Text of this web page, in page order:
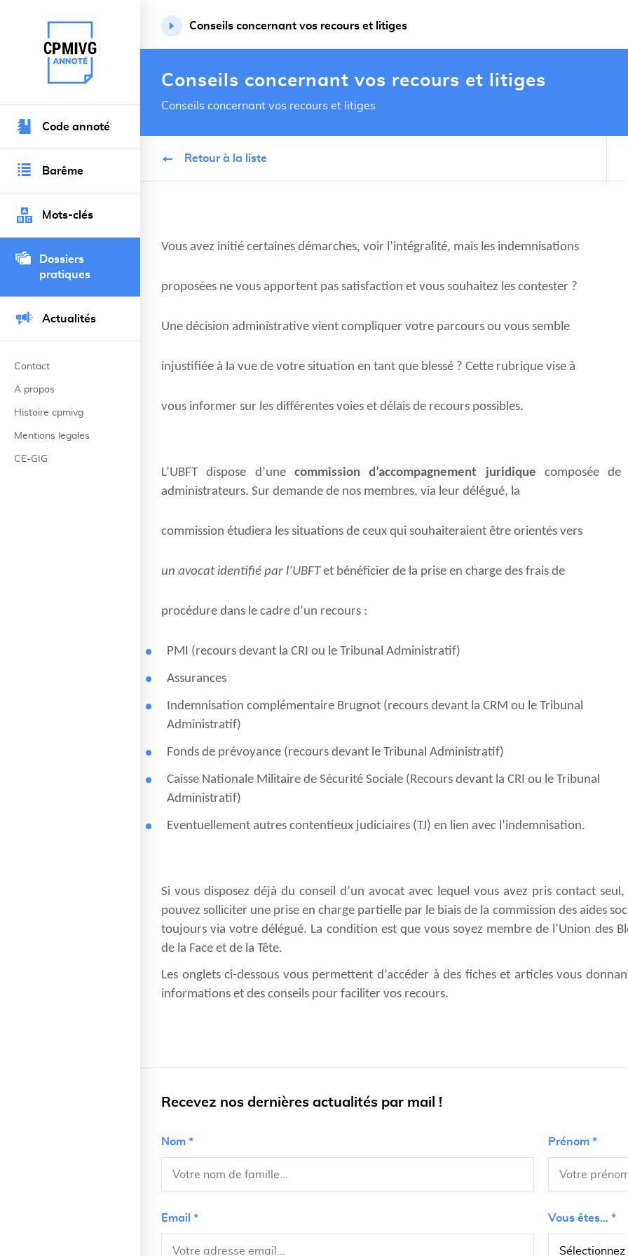
Retour à l’accueil du site
Code annoté
Barême
Mots-clés
Dossiers
pratiques
Actualités
Contact
A propos
Histoire cpmivg
Mentions legales
CE-GIG
Conseils concernant vos recours et litiges
Conseils concernant vos recours et litiges
Conseils concernant vos recours et litiges
Retour à la liste
Vous avez initié certaines démarches, voir l’intégralité, mais les indemnisations
proposées ne vous apportent pas satisfaction et vous souhaitez les contester ?
Une décision administrative vient compliquer votre parcours ou vous semble
injustifiée à la vue de votre situation en tant que blessé ? Cette rubrique vise à
vous informer sur les différentes voies et délais de recours possibles.
L’UBFT dispose d’une commission d’accompagnement juridique composée de
administrateurs. Sur demande de nos membres, via leur délégué, la
commission étudiera les situations de ceux qui souhaiteraient être orientés vers
un avocat identifié par l’UBFTet bénéficier de la prise en charge des frais de
procédure dans le cadre d’un recours :
PMI (recours devant la CRI ou le Tribunal Administratif)
Assurances
Indemnisation complémentaire Brugnot (recours devant la CRM ou le Tribunal
Administratif)
Fonds de prévoyance (recours devant le Tribunal Administratif)
Caisse Nationale Militaire de Sécurité Sociale (Recours devant la CRI ou le Tribunal
Administratif)
Eventuellement autres contentieux judiciaires (TJ) en lien avec l’indemnisation.
Si vous disposez déjà du conseil d’un avocat avec lequel vous avez pris contact seul,
pouvez solliciter une prise en charge partielle par le biais de la commission des aides
toujours via votre délégué. La condition est que vous soyez membre de l’Union des
de la Face et de la Tête.
Les onglets ci-dessous vous permettent d’accéder à des fiches et articles vous
informations et des conseils pour faciliter vos recours.
Recevez nos dernières actualités par mail !
Nom * Prénom *
Email * Vous êtes... *